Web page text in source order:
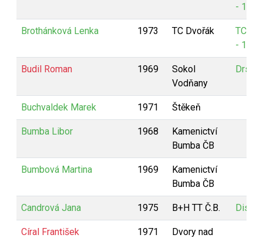
- 1
Brothánková Lenka 1973 TC Dvořák
TC
- 1
Budil Roman 1969
Sokol
Vodňany
Buchvaldek Marek 1971 Štěkeň
Bumba Libor 1968
Kamenictví
Bumba ČB
Bumbová Martina 1969
Kamenictví
Bumba ČB
Candrová Jana 1975 B+H TT Č.B.
Círal František 1971
Dvory nad